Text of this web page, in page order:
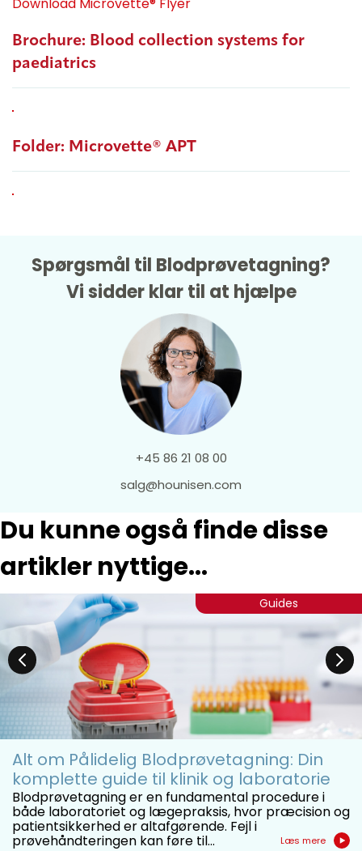
Download Microvette® Flyer
Brochure: Blood collection systems for
paediatrics
Folder: Microvette® APT
+45 86 21 08 00
salg@hounisen.com
Spørgsmål til Blodprøvetagning?
Vi sidder klar til at hjælpe
Du kunne også finde disse
artikler nyttige...
Guides
Alt om Pålidelig Blodprøvetagning: Din
komplette guide til klinik og laboratorie
Blodprøvetagning er en fundamental procedure i
både laboratoriet og lægepraksis, hvor præcision og
patientsikkerhed er altafgørende. Fejl i
prøvehåndteringen kan føre til... Læs mere